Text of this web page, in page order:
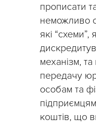
прописати
неможливо
які “схеми”,
механізм,
передачу
особам та
коштів, що